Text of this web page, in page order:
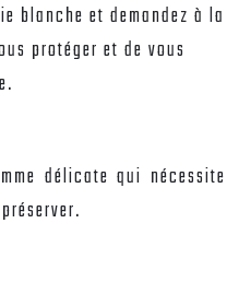
blanche et demandez à la
protéger et de vous
délicate qui nécessite